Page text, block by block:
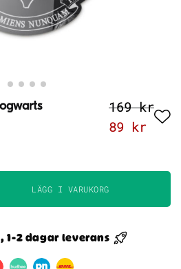
169kr
Det
var:
169 kr.
89 krDet
89
LÄGG I VARUKORG
1-2 dagar leverans